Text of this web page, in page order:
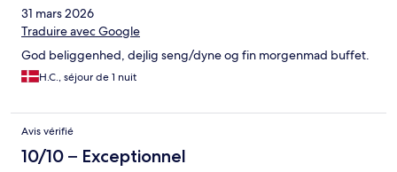
31 mars 2026
Traduire avec Google
God beliggenhed, dejlig seng/dyne og fin morgenmad buffet.
H.C., séjour de 1 nuit
Avis vérifié
10/10 – Exceptionnel